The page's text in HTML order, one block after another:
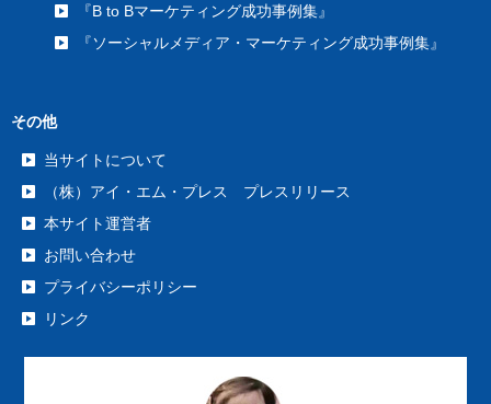
『B to Bマーケティング成功事例集』
『ソーシャルメディア・マーケティング成功事例集』
その他
当サイトについて
（株）アイ・エム・プレス プレスリリース
本サイト運営者
お問い合わせ
プライバシーポリシー
リンク